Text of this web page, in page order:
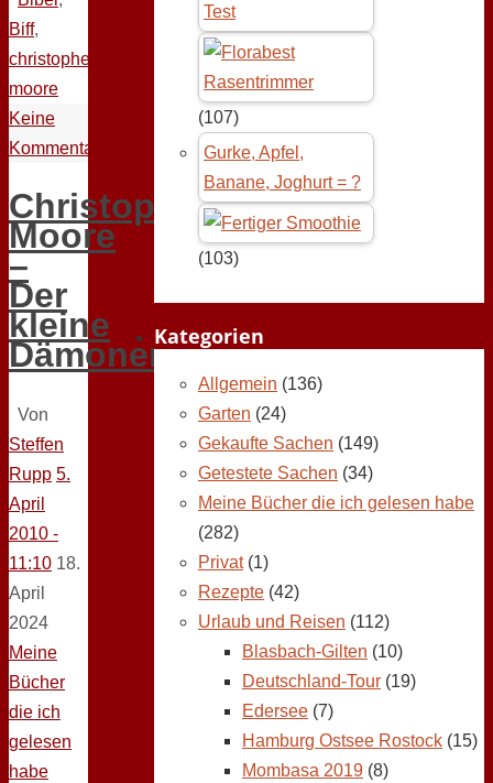
Biff,
christopher
moore
Keine
Kommentare
Christopher
Moore
–
Der
kleine
Dämonenberater
Von
Steffen
Rupp 5.
April
2010 -
11:10 18.
April
2024
Meine
Bücher
die ich
gelesen
habe
Test
(107)
Gurke, Apfel,
Banane, Joghurt = ?
(103)
Kategorien
Allgemein (136)
Garten (24)
Gekaufte Sachen (149)
Getestete Sachen (34)
Meine Bücher die ich gelesen habe
(282)
Privat(1)
Rezepte (42)
Urlaub und Reisen (112)
Blasbach-Gilten (10)
Deutschland-Tour (19)
Edersee (7)
Hamburg Ostsee Rostock (15)
Mombasa 2019 (8)